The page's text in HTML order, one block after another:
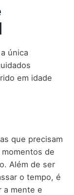
única
em idade
que precisam
de
Além de ser
o tempo, é
a mente e